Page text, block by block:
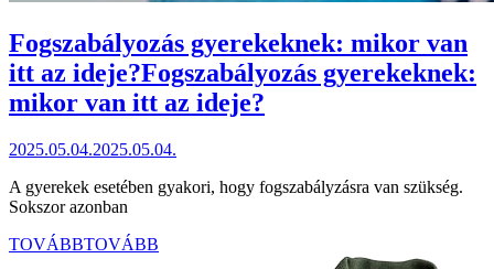
Fogszabályozás gyerekeknek: mikor van
itt az ideje?Fogszabályozás gyerekeknek:
mikor van itt az ideje?
2025.05.04.2025.05.04.
A gyerekek esetében gyakori, hogy fogszabályzásra van szükség.
Sokszor azonban
TOVÁBBTOVÁBB